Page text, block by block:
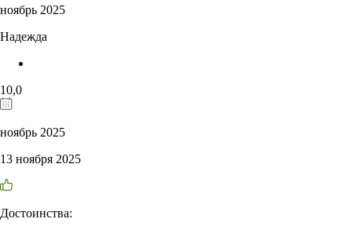
ноябрь 2025
Надежда
10,0
ноябрь 2025
13 ноября 2025
Достоинства: